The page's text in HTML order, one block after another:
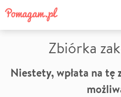
Zbiórka
Niestety, wpłata na tę